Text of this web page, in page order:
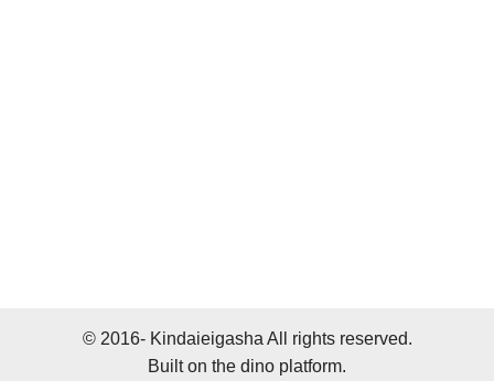
© 2016- Kindaieigasha All rights reserved.
Built on the dino platform.